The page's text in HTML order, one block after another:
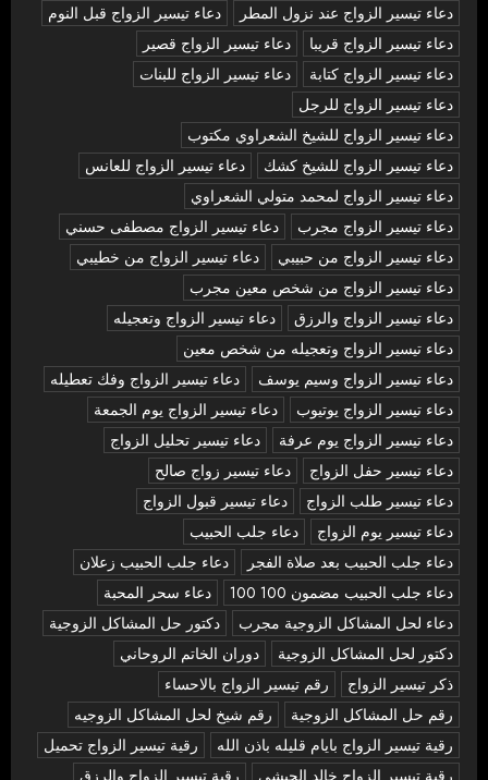
دعاء تيسير الزواج عند نزول المطر
دعاء تيسير الزواج قبل النوم
دعاء تيسير الزواج قريبا
دعاء تيسير الزواج قصير
دعاء تيسير الزواج كتابة
دعاء تيسير الزواج للبنات
دعاء تيسير الزواج للرجل
دعاء تيسير الزواج للشيخ الشعراوي مكتوب
دعاء تيسير الزواج للشيخ كشك
دعاء تيسير الزواج للعانس
دعاء تيسير الزواج لمحمد متولي الشعراوي
دعاء تيسير الزواج مجرب
دعاء تيسير الزواج مصطفى حسني
دعاء تيسير الزواج من حبيبي
دعاء تيسير الزواج من خطيبي
دعاء تيسير الزواج من شخص معين مجرب
دعاء تيسير الزواج والرزق
دعاء تيسير الزواج وتعجيله
دعاء تيسير الزواج وتعجيله من شخص معين
دعاء تيسير الزواج وسيم يوسف
دعاء تيسير الزواج وفك تعطيله
دعاء تيسير الزواج يوتيوب
دعاء تيسير الزواج يوم الجمعة
دعاء تيسير الزواج يوم عرفة
دعاء تيسير تحليل الزواج
دعاء تيسير حفل الزواج
دعاء تيسير زواج صالح
دعاء تيسير طلب الزواج
دعاء تيسير قبول الزواج
دعاء تيسير يوم الزواج
دعاء جلب الحبيب
دعاء جلب الحبيب بعد صلاة الفجر
دعاء جلب الحبيب زعلان
دعاء جلب الحبيب مضمون 100 100
دعاء سحر المحبة
دعاء لحل المشاكل الزوجية مجرب
دكتور حل المشاكل الزوجية
دكتور لحل المشاكل الزوجية
دوران الخاتم الروحاني
ذكر تيسير الزواج
رقم تيسير الزواج بالاحساء
رقم حل المشاكل الزوجية
رقم شيخ لحل المشاكل الزوجيه
رقية تيسير الزواج بايام قليله باذن الله
رقية تيسير الزواج تحميل
رقية تيسير الزواج خالد الحبشي
رقية تيسير الزواج والرزق